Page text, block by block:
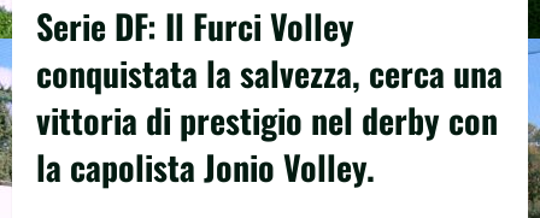
Serie DF: Il Furci Volley
conquistata la salvezza, cerca una
vittoria di prestigio nel derby con
la capolista Jonio Volley.